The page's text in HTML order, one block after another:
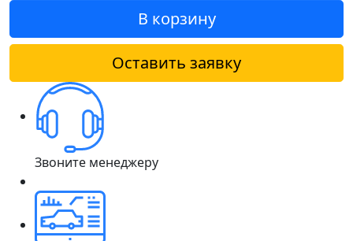
В корзину
Оставить заявку
Звоните менеджеру